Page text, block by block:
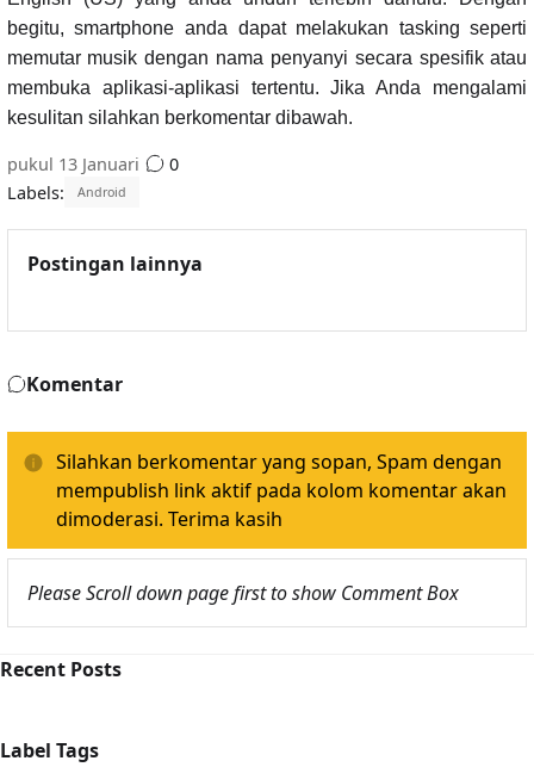
begitu, smartphone anda dapat melakukan tasking seperti
memutar musik dengan nama penyanyi secara spesifik atau
membuka aplikasi-aplikasi tertentu. Jika Anda mengalami
kesulitan silahkan berkomentar dibawah.
pukul 13 Januari
0
Labels:
Android
Postingan lainnya
Komentar
Silahkan berkomentar yang sopan, Spam dengan
mempublish link aktif pada kolom komentar akan
dimoderasi. Terima kasih
Please Scroll down page first to show Comment Box
Recent Posts
Label Tags